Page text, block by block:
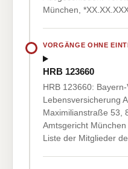
München,
VORGÄNGE OHNE
HRB 123660
HRB 123660:
Lebensversicherung
Maximilianstraße 53,
Amtsgericht
Liste der Mitglieder